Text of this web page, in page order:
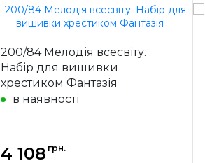
200/84 Мелодія всесвіту.
Набір для вишивки
хрестиком Фантазія
в наявності
4 108 грн.